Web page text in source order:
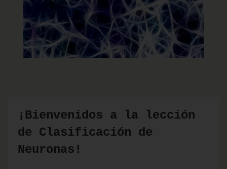
¡Bienvenidos a la lección
de Clasificación de
Neuronas!